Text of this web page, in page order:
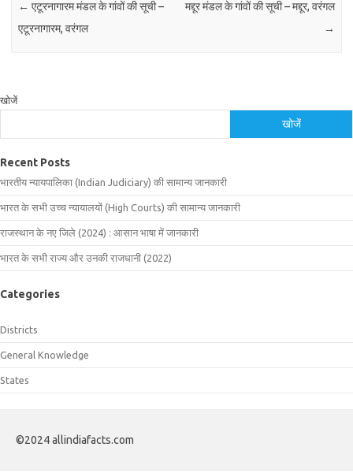
← एटूरनागारम मंडल के गांवों की सूची –
एटूरनागारम, वरंगल
मद्दूर मंडल के गांवों की सूची – मद्दूर, वरंगल
→
खोजें
खोजें
Recent Posts
भारतीय न्यायपालिका (Indian Judiciary) की सामान्य जानकारी
भारत के सभी उच्च न्यायालयों (High Courts) की सामान्य जानकारी
राजस्थान के नए जिले (2024) : आसान भाषा में जानकारी
भारत के सभी राज्य और उनकी राजधानी (2022)
Categories
Districts
General Knowledge
States
©2024 allindiafacts.com